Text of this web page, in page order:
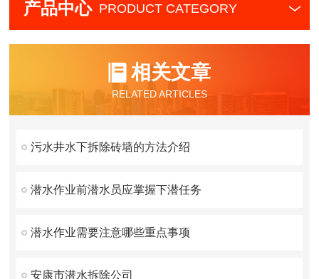
产品中心 PRODUCT CATEGORY
相关文章
RELATED ARTICLES
污水井水下拆除砖墙的方法介绍
潜水作业前潜水员应掌握下潜任务
潜水作业需要注意哪些重点事项
安康市潜水拆除公司